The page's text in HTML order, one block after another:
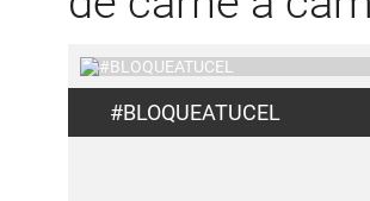
#BLOQUEATUCEL